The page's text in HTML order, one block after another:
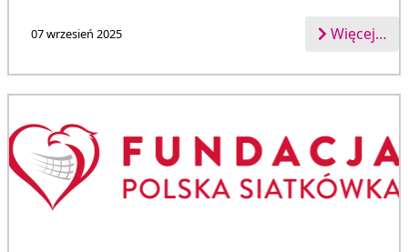
07 wrzesień 2025 Więcej…